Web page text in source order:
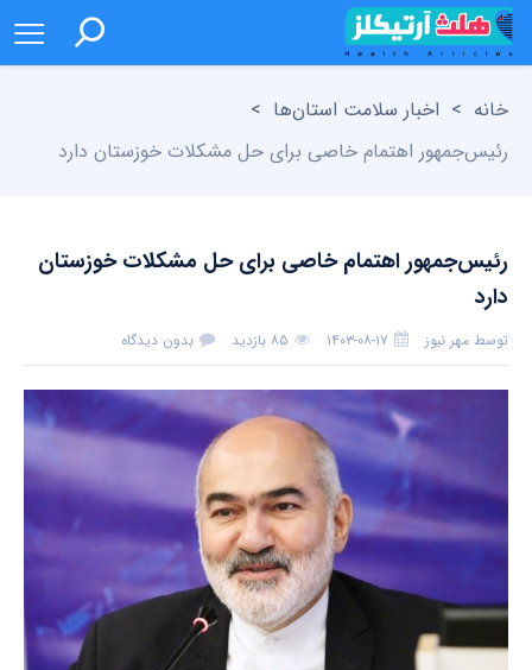
خانه > اخبار سلامت استان‌ها >
رئیس‌جمهور اهتمام خاصی برای حل مشکلات خوزستان دارد
رئیس‌جمهور اهتمام خاصی برای حل مشکلات خوزستان
دارد
توسط مهر نیوز ۱۴۰۳-۰۸-۱۷ ۸۵ بازدید بدون دیدگاه